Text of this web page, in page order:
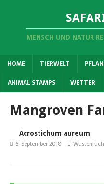
MENSCH UND NATUR
HOME TIERWELT
ANIMAL STAMPS
WETTER
Mangroven
Acrostichum aureum
6. September 2018